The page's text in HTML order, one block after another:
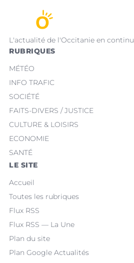
L'actualité de l'Occitanie en continu
RUBRIQUES
MÉTÉO
INFO TRAFIC
SOCIÉTÉ
FAITS-DIVERS / JUSTICE
CULTURE & LOISIRS
ECONOMIE
SANTÉ
LE SITE
Accueil
Toutes les rubriques
Flux RSS
Flux RSS — La Une
Plan du site
Plan Google Actualités